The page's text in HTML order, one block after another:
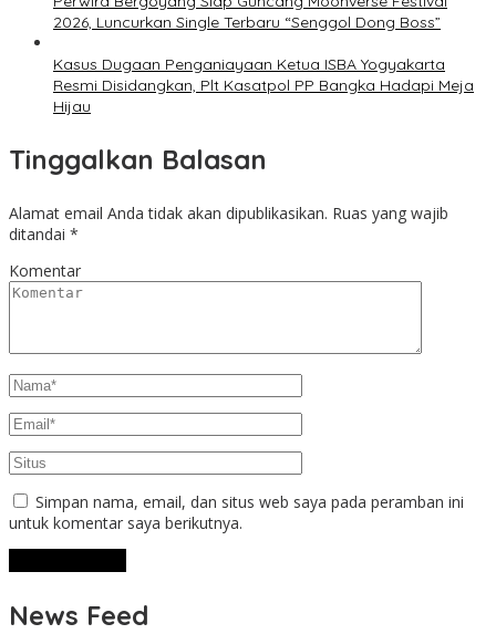
2026, Luncurkan Single Terbaru “Senggol Dong Boss”
Kasus Dugaan Penganiayaan Ketua ISBA Yogyakarta
Resmi Disidangkan, Plt Kasatpol PP Bangka Hadapi Meja
Hijau
Tinggalkan Balasan
Alamat email Anda tidak akan dipublikasikan. Ruas yang wajib
ditandai *
Komentar
Simpan nama, email, dan situs web saya pada peramban ini
untuk komentar saya berikutnya.
News Feed